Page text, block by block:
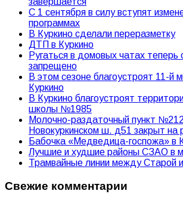
С 1 сентября в силу вступят
программах
В Куркино сделали переразметку
ДТП в Куркино
Ругаться в домовых чатах теперь
запрещено
В этом сезоне благоустроят 11-й
Куркино
В Куркино благоустроят
школы №1985
Молочно-раздаточный пункт
Новокуркинском ш. д51 закрыт на
Бабочка «Медведица-госпожа» в
Лучшие и худшие районы СЗАО в
Трамвайные линии между Старой
Свежие комментарии